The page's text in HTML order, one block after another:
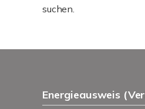
suchen.
Energieausweis